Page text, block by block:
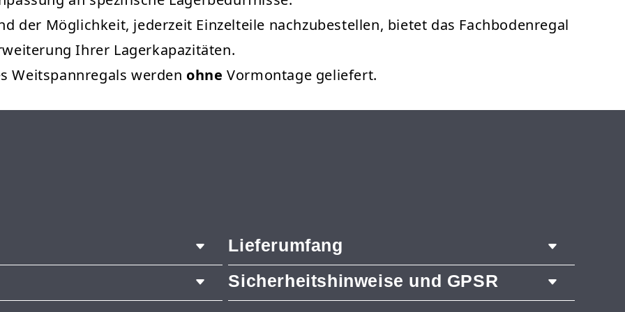
der Möglichkeit, jederzeit Einzelteile nachzubestellen, bietet das Fachbodenregal
Ihrer Lagerkapazitäten.
Weitspannregals werden ohne Vormontage geliefert.
Lieferumfang
2x Pfosten 1972 mm
Sicherheitshinweise und GPSR